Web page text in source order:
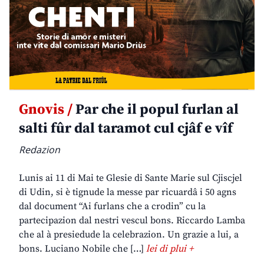
Gnovis /Par che il popul furlan al
salti fûr dal taramot cul cjâf e vîf
Redazion
Lunis ai 11 di Mai te Glesie di Sante Marie sul Cjiscjel
di Udin, si è tignude la messe par ricuardâ i 50 agns
dal document “Ai furlans che a crodin” cu la
partecipazion dal nestri vescul bons. Riccardo Lamba
che al à presiedude la celebrazion. Un grazie a lui, a
bons. Luciano Nobile che […] lei di plui +